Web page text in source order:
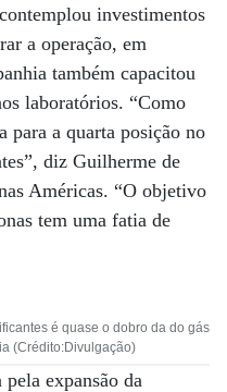
investimentos
a operação, em
também capacitou
laboratórios. “Como
para a quarta posição no
diz Guilherme de
Américas. “O objetivo
tem uma fatia de
é quase o dobro da do gás
(Crédito:Divulgação)
expansão da